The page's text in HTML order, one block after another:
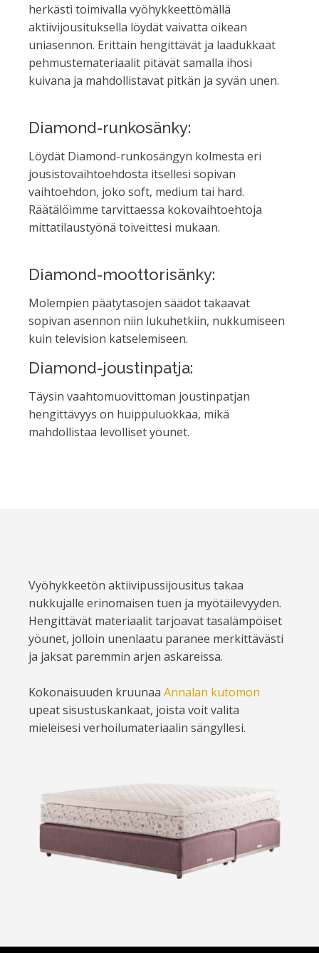
herkästi toimivalla vyöhykkeettömällä
aktiivijousituksella löydät vaivatta oikean
uniasennon. Erittäin hengittävät ja laadukkaat
pehmustemateriaalit pitävät samalla ihosi
kuivana ja mahdollistavat pitkän ja syvän unen.
Diamond-runkosänky:
Löydät Diamond-runkosängyn kolmesta eri
jousistovaihtoehdosta itsellesi sopivan
vaihtoehdon, joko soft, medium tai hard.
Räätälöimme tarvittaessa kokovaihtoehtoja
mittatilaustyönä toiveittesi mukaan.
Diamond-moottorisänky:
Molempien päätytasojen säädöt takaavat
sopivan asennon niin lukuhetkiin, nukkumiseen
kuin television katselemiseen.
Diamond-joustinpatja:
Täysin vaahtomuovittoman joustinpatjan
hengittävyys on huippuluokkaa, mikä
mahdollistaa levolliset yöunet.
Vyöhykkeetön aktiivipussijousitus takaa
nukkujalle erinomaisen tuen ja myötäilevyyden.
Hengittävät materiaalit tarjoavat tasalämpöiset
yöunet, jolloin unenlaatu paranee merkittävästi
ja jaksat paremmin arjen askareissa.
Kokonaisuuden kruunaa Annalan kutomon
upeat sisustuskankaat, joista voit valita
mieleisesi verhoilumateriaalin sängyllesi.